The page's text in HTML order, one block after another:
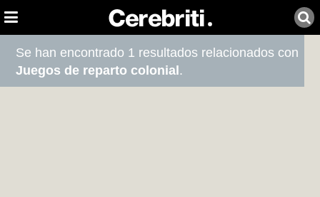
Se han encontrado 1 resultados relacionados con
Juegos de reparto colonial .